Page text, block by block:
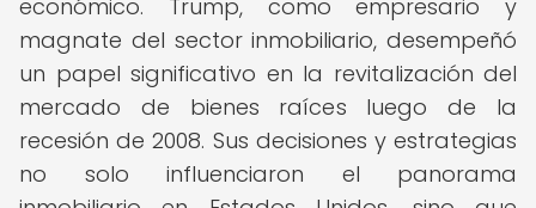
económico. Trump, como empresario y
magnate del sector inmobiliario, desempeñó
un papel significativo en la revitalización del
mercado de bienes raíces luego de la
recesión de 2008. Sus decisiones y estrategias
no solo influenciaron el panorama